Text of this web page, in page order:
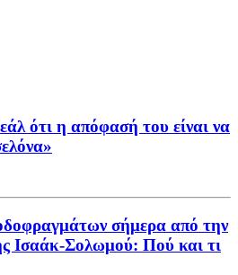
ότι η απόφασή του είναι να
σήμερα από την
Ισαάκ-Σολωμού: Πού και τι